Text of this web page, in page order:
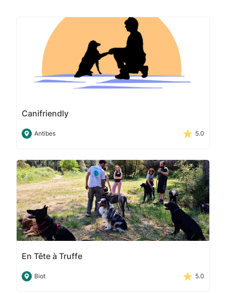
Canifriendly
Antibes 5.0
En Tête à Truffe
Biot 5.0